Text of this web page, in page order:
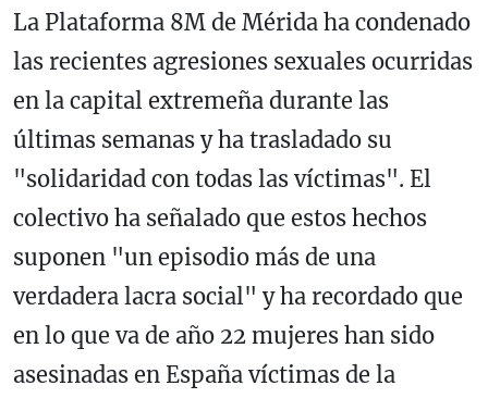
La Plataforma 8M de Mérida ha condenado
las recientes agresiones sexuales ocurridas
en la capital extremeña durante las
últimas semanas y ha trasladado su
"solidaridad con todas las víctimas". El
colectivo ha señalado que estos hechos
suponen "un episodio más de una
verdadera lacra social" y ha recordado que
en lo que va de año 22 mujeres han sido
asesinadas en España víctimas de la